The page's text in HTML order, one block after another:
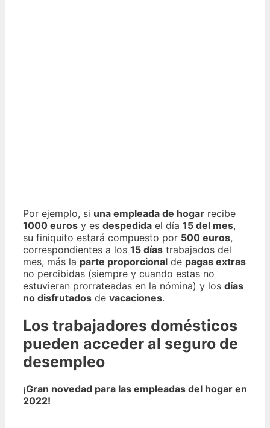
Por ejemplo, si una empleada de hogar recibe
1000 euros y es despedida el día 15 del mes,
su finiquito estará compuesto por 500 euros,
correspondientes a los 15 días trabajados del
mes, más la parte proporcional de pagas extras
no percibidas (siempre y cuando estas no
estuvieran prorrateadas en la nómina) y los días
no disfrutados de vacaciones.
Los trabajadores domésticos
pueden acceder al seguro de
desempleo
¡Gran novedad para las empleadas del hogar en
2022!